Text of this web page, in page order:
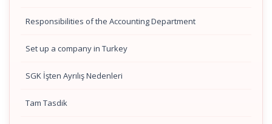
Responsibilities of the Accounting Department
Set up a company in Turkey
SGK İşten Ayrılış Nedenleri
Tam Tasdik